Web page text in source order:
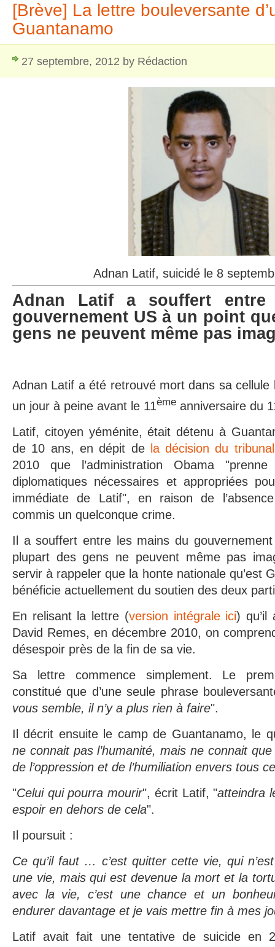
[Brève] La lettre bouleversante
Guantanamo
27 septembre, 2012 by Rédaction
Adnan Latif, suicidé le 8
Adnan Latif a souffert
gouvernement US à un point
gens ne peuvent même pas
Adnan Latif a été retrouvé mort dans sa
un jour à peine avant le 11ème anniversaire du
Latif, citoyen yéménite, était détenu à
de 10 ans, en dépit de la décision du tribunal
2010 que l’administration Obama
diplomatiques nécessaires et appropriées
immédiate de Latif", en raison de
commis un quelconque crime.
Il a souffert entre les mains du
plupart des gens ne peuvent même pas
servir à rappeler que la honte nationale qu’est
bénéficie actuellement du soutien des deux
En relisant la lettre (version intégrale ici) qu’il
David Remes, en décembre 2010, on
désespoir près de la fin de sa vie.
Sa lettre commence simplement. Le
constitué que d’une seule phrase
vous semble, il n’y a plus rien à faire".
Il décrit ensuite le camp de Guantanamo, le
ne connait pas l’humanité, mais ne connait
de l’oppression et de l’humiliation envers tous
"Celui qui pourra mourir", écrit Latif, "atteindra
espoir en dehors de cela".
Il poursuit :
Ce qu’il faut … c’est quitter cette vie, qui
une vie, mais qui est devenue la mort et la
avec la vie, c’est une chance et un
endurer davantage et je vais mettre fin à mes
Latif avait fait une tentative de suicide en